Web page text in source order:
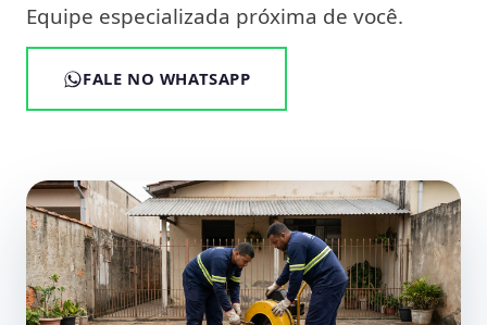
Equipe especializada próxima de você.
FALE NO WHATSAPP